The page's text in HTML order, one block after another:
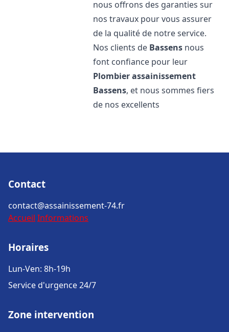
nous offrons des garanties sur
nos travaux pour vous assurer
de la qualité de notre service.
Nos clients de Bassens nous
font confiance pour leur
Plombier assainissement
Bassens, et nous sommes fiers
de nos excellents
Contact
contact@assainissement-74.fr
Accueil Informations
Horaires
Lun-Ven: 8h-19h
Service d'urgence 24/7
Zone intervention